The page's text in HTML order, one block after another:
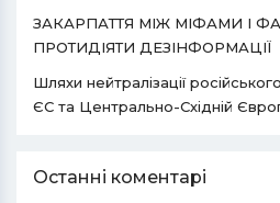
ЗАКАРПАТТЯ МІЖ МІФАМИ І
ПРОТИДІЯТИ ДЕЗІНФОРМАЦІЇ
Шляхи нейтралізації
ЄС та Центрально-Східній
Останні коментарі